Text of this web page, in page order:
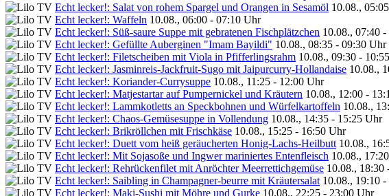
Echt lecker!: Salat von rohem Spargel und Orangen in Sesamöl 10.08.,
Echt lecker!: Waffeln 10.08., 06:00 - 07:10 Uhr
Echt lecker!: Süß-saure Suppe mit gebratenen Fischplätzchen 10.08., 07:40
Echt lecker!: Gefüllte Auberginen "Imam Bayildi" 10.08., 08:35 - 09:30 Uhr
Echt lecker!: Filetscheiben mit Viola in Pfifferlingsrahm 10.08., 09:30 -
Echt lecker!: Jasminreis-Jackfruit-Sugo mit Jaipurcurry-Hollandaise 10.08.,
Echt lecker!: Koriander-Currysuppe 10.08., 11:25 - 12:00 Uhr
Echt lecker!: Matjestartar auf Pumpernickel und Kräutern 10.08., 12:00 -
Echt lecker!: Lammkotletts an Speckbohnen und Würfelkartoffeln 10.08.,
Echt lecker!: Chaos-Gemüsesuppe in Vollendung 10.08., 14:35 - 15:25 Uhr
Echt lecker!: Brikröllchen mit Frischkäse 10.08., 15:25 - 16:50 Uhr
Echt lecker!: Duett vom heiß geräucherten Honig-Lachs-Heilbutt 10.08.,
Echt lecker!: Mit Sojasoße und Ingwer mariniertes Entenfleisch 10.08.,
Echt lecker!: Rehrückenfilet mit Anröchter Meerrettichgemüse 10.08., 18:30
Echt lecker!: Saibling in Champagner-beurre mit Kräutersalat 10.08., 19:10
Echt lecker!: Maki-Sushi mit Möhre und Gurke 10.08., 22:25 - 23:00 Uhr